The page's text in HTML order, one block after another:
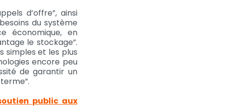
d’offre”, ainsi
du système
économique, en
le stockage”.
simples et les plus
encore peu
de garantir un
public aux